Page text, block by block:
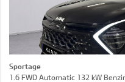
Sportage
1.6 FWD Automatic 132 kW